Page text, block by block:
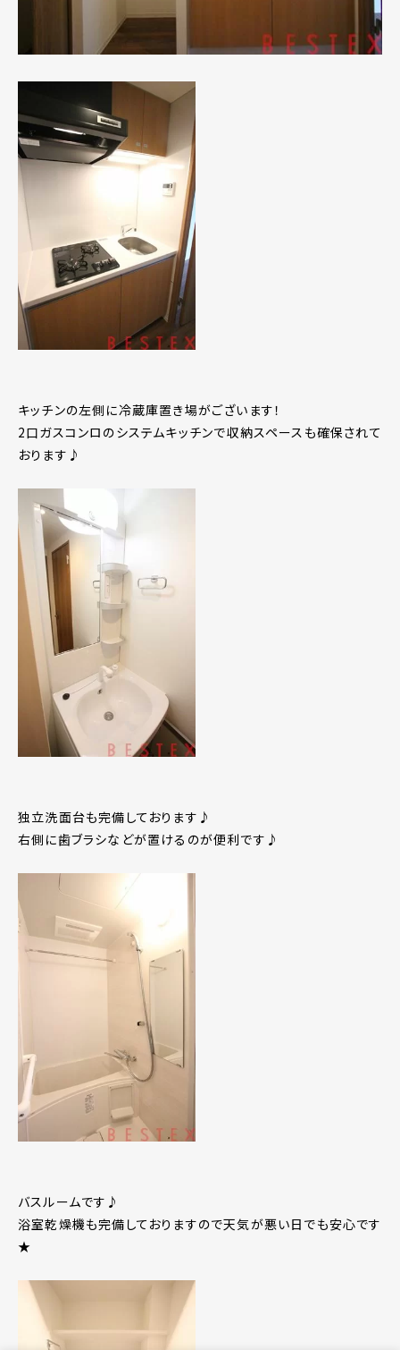
キッチンの左側に冷蔵庫置き場がございます！
2口ガスコンロのシステムキッチンで収納スペースも確保されて
おります♪
独立洗面台も完備しております♪
右側に歯ブラシなどが置けるのが便利です♪
バスルームです♪
浴室乾燥機も完備しておりますので天気が悪い日でも安心です
★